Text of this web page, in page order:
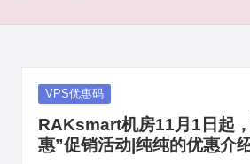
Posted
VPS优惠码
RAKsmart机房11月1日起
惠”促销活动|纯纯的优惠介